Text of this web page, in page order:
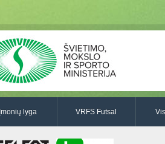
Įmonių lyga VRFS Futsal